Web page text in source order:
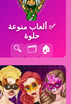
✅ ألعاب منوعة
حلوة
🏠
🗂️
🔍